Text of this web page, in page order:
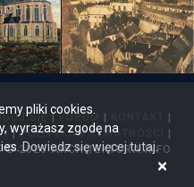
SIĘ |FORUM |
|
|POLITYKA PRYWATNOŚCI
|
© 2026 ARCHITEKTURA.INFO
pliki cookies.
wyrażasz zgodę na
Dowiedz się więcej tutaj.
×